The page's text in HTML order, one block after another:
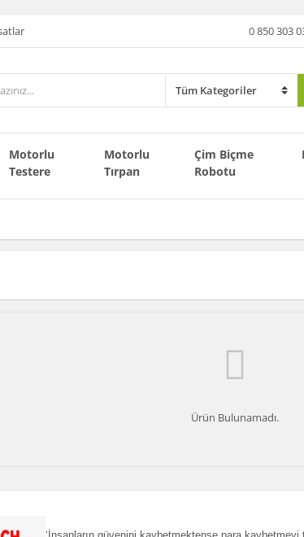
0 850 303
Motorlu
Testere
Motorlu
Tırpan
Çim Biçme
Robotu
Ürün Bulunamadı.